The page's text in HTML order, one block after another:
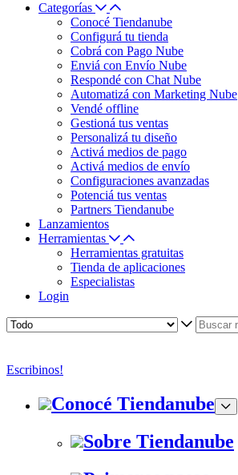
Categorías
Conocé Tiendanube
Configurá tu tienda
Cobrá con Pago Nube
Enviá con Envío Nube
Respondé con Chat Nube
Automatizá con Marketing Nube
Vendé offline
Gestioná tus ventas
Personalizá tu diseño
Activá medios de pago
Activá medios de envío
Configuraciones avanzadas
Potenciá tus ventas
Partners Tiendanube
Lanzamientos
Herramientas
Herramientas gratuitas
Tienda de aplicaciones
Especialistas
Login
Escribinos!
Conocé Tiendanube
Sobre Tiendanube